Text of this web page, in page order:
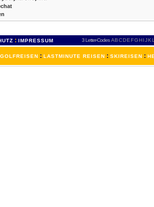
: IMPRESSUM 3 Letter-Codes ABCDEFGH IJKL
GOLFREISEN : LASTMINUTE REISEN : SKIREISEN :